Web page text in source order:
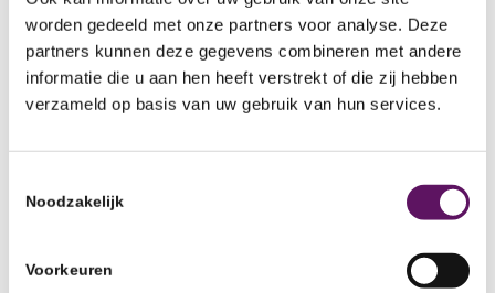
worden gedeeld met onze partners voor analyse. Deze
partners kunnen deze gegevens combineren met andere
informatie die u aan hen heeft verstrekt of die zij hebben
verzameld op basis van uw gebruik van hun services.
Noodzakelijk
Voorkeuren
Parttime/fulltime
Vacature